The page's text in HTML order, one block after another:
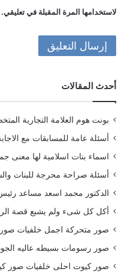
لاستخدامها المرة المقبلة في تعليقي.
أحدث المقالات
بونت هوم العلامة التجارية
أسئلة عامة للمسابقات مع الاجابة
اسماء بنات اسلامية لها معنى
أسئلة صراحة محرجة للبنات
الدكتور محمد اسعد مساعد
أكل كل شىء ولم يشبع قصة
صور متحركة اجمل خلفيات
صور رسومات بسيطه عاليه
صور كيوت احلى خلفيات صور